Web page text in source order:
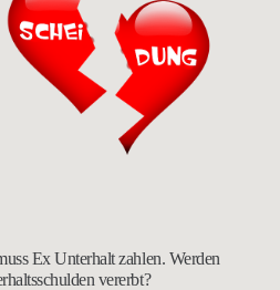
Ex Unterhalt zahlen. Werden
vererbt?